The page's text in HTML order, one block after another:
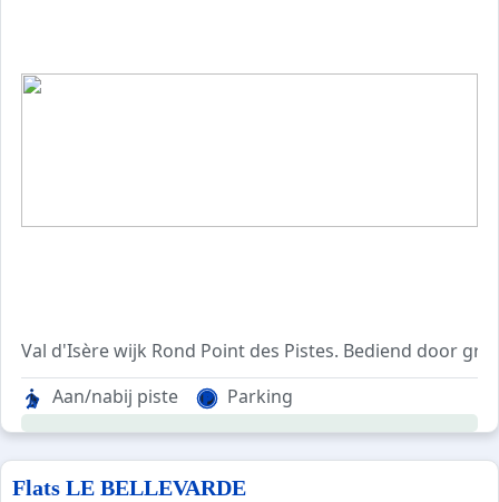
Val d'Isère wijk Rond Point des Pistes. Bediend door
Residentie met lift, gelegen op 500 m van het centrum
Aan/nabij piste Parking
Flats LE BELLEVARDE